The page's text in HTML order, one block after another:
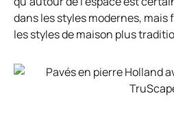
dans les styles modernes,
les styles de maison plus